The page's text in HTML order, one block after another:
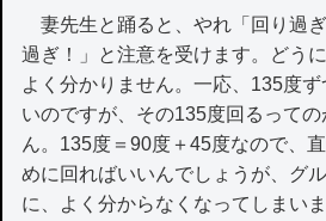
妻先生と踊ると、やれ「回り過
過ぎ！」と注意を受けます。どう
よく分かりません。一応、135度
いのですが、その135度回るって
ん。135度＝90度＋45度なので、
めに回ればいいんでしょうが、グ
に、よく分からなくなってしまい